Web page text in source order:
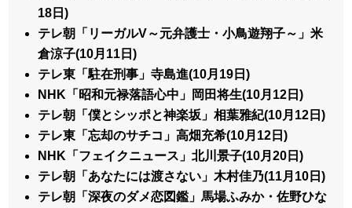
18日)
テレ朝「リーガルV～元弁護士・小鳥遊翔子～」米
倉涼子(10月11日)
テレ東「駐在刑事」寺島進(10月19日)
NHK「昭和元禄落語心中」岡田将生(10月12日)
テレ朝「僕とシッポと神楽坂」相葉雅紀(10月12日)
テレ東「忘却のサチコ」高畑充希(10月12日)
NHK「フェイクニュース」北川景子(10月20日)
テレ朝「あなたには渡さない」木村佳乃(11月10日)
テレ朝「深夜のダメ恋図鑑」馬場ふみか・佐野ひな